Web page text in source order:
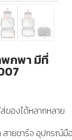
พกพา มีที่
ของได้หลากหลาย
สายชาร์จ อุปกรณ์มื